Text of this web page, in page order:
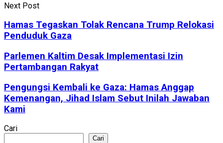
Next Post
Hamas Tegaskan Tolak Rencana Trump Relokasi
Penduduk Gaza
Parlemen Kaltim Desak Implementasi Izin
Pertambangan Rakyat
Pengungsi Kembali ke Gaza: Hamas Anggap
Kemenangan, Jihad Islam Sebut Inilah Jawaban
Kami
Cari
Cari